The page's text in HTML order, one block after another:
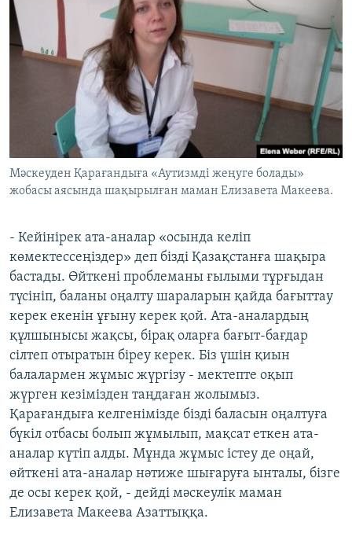
Мәскеуден Қарағандыға «Аутизмді жеңуге болады»
жобасы аясында шақырылған маман Елизавета Макеева.
- Кейінірек ата-аналар «осында келіп
көмектессеңіздер» деп бізді Қазақстанға шақыра
бастады. Өйткені проблеманы ғылыми тұрғыдан
түсініп, баланы оңалту шараларын қайда бағыттау
керек екенін ұғыну керек қой. Ата-аналардың
құлшынысы жақсы, бірақ оларға бағыт-бағдар
сілтеп отыратын біреу керек. Біз үшін қиын
балалармен жұмыс жүргізу - мектепте оқып
жүрген кезімізден таңдаған жолымыз.
Қарағандыға келгенімізде бізді баласын оңалтуға
бүкіл отбасы болып жұмылып, мақсат еткен ата-
аналар күтіп алды. Мұнда жұмыс істеу де оңай,
өйткені ата-аналар нәтиже шығаруға ынталы, бізге
де осы керек қой, - дейді мәскеулік маман
Елизавета Макеева Азаттыққа.